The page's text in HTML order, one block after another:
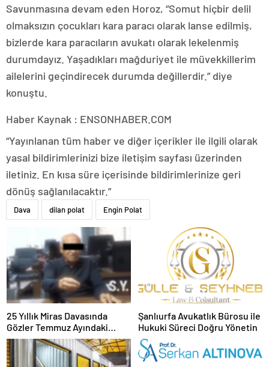
Savunmasına devam eden Horoz, “Somut hiçbir delil
olmaksızın çocukları kara paracı olarak lanse edilmiş,
bizlerde kara paracıların avukatı olarak lekelenmiş
durumdayız. Yaşadıkları mağduriyet ile müvekkillerim
ailelerini geçindirecek durumda değillerdir.” diye
konuştu.
Haber Kaynak : ENSONHABER.COM
“Yayınlanan tüm haber ve diğer içerikler ile ilgili olarak
yasal bildirimlerinizi bize iletişim sayfası üzerinden
iletiniz. En kısa süre içerisinde bildirimlerinize geri
dönüş sağlanılacaktır.”
Dava dilan polat Engin Polat
25 Yıllık Miras Davasında
Gözler Temmuz Ayındaki
Karar Duruşmasına Çevrildi
Şanlıurfa Avukatlık Bürosu ile
Hukuki Süreci Doğru Yönetin